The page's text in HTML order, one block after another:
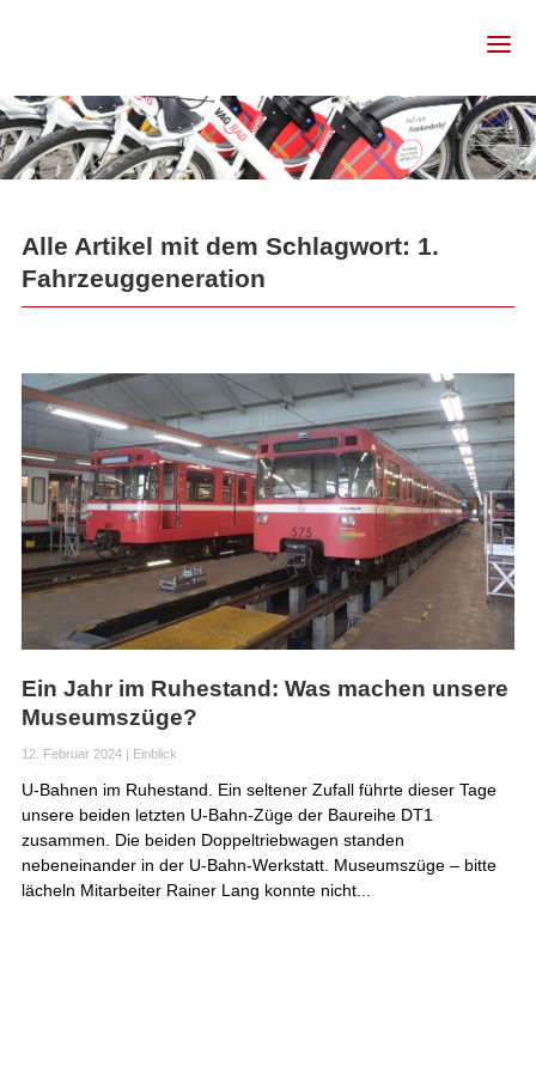
Alle Artikel mit dem Schlagwort: 1.
Fahrzeuggeneration
Ein Jahr im Ruhestand: Was machen unsere
Museumszüge?
12. Februar 2024| Einblick
U-Bahnen im Ruhestand. Ein seltener Zufall führte dieser Tage
unsere beiden letzten U-Bahn-Züge der Baureihe DT1
zusammen. Die beiden Doppeltriebwagen standen
nebeneinander in der U-Bahn-Werkstatt. Museumszüge – bitte
lächeln Mitarbeiter Rainer Lang konnte nicht...